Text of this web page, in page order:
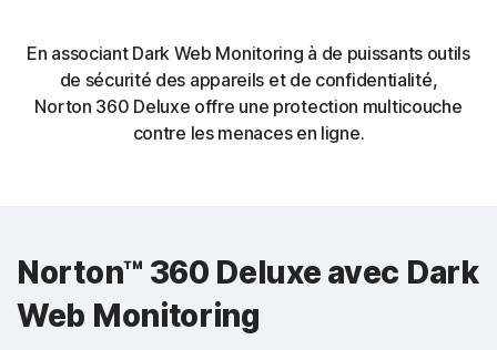
En associant Dark Web Monitoring à de puissants outils
de sécurité des appareils et de confidentialité,
Norton 360 Deluxe offre une protection multicouche
contre les menaces en ligne.
Norton™ 360 Deluxe avec Dark
Web Monitoring